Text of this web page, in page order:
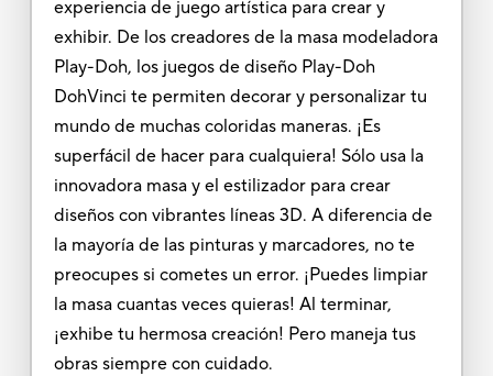
experiencia de juego artística para crear y
exhibir. De los creadores de la masa modeladora
Play-Doh, los juegos de diseño Play-Doh
DohVinci te permiten decorar y personalizar tu
mundo de muchas coloridas maneras. ¡Es
superfácil de hacer para cualquiera! Sólo usa la
innovadora masa y el estilizador para crear
diseños con vibrantes líneas 3D. A diferencia de
la mayoría de las pinturas y marcadores, no te
preocupes si cometes un error. ¡Puedes limpiar
la masa cuantas veces quieras! Al terminar,
¡exhibe tu hermosa creación! Pero maneja tus
obras siempre con cuidado.